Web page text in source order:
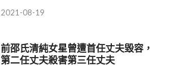
2021-08-19
前邵氏清純女星曾遭首任丈夫毀容，
第二任丈夫殺害第三任丈夫